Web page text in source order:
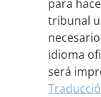
para
tribunal
idioma
será